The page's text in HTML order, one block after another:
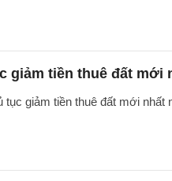
giảm tiền thuê đất mới
giảm tiền thuê đất mới